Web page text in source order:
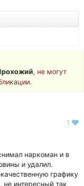
, не могут
1
наркоман и в
и удалил.
графику
не интересный так